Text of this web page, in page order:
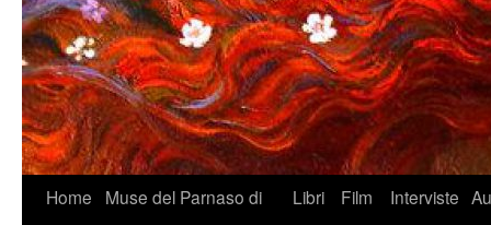
VaiHome
Muse del Parnaso di
Libri Film Interviste